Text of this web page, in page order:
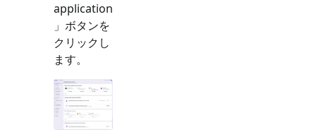
application
」ボタンを
クリックし
ます。